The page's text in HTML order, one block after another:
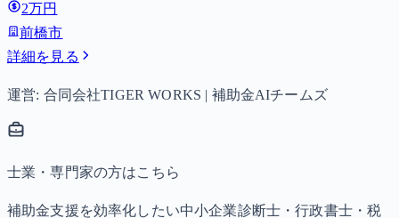
子以降は15,000円）、中学生は月額10,000円。
2万円
前橋市
詳細を見る
運営: 合同会社TIGER WORKS | 補助金AIチームズ
士業・専門家の方はこちら
補助金支援を効率化したい中小企業診断士・行政書士・税